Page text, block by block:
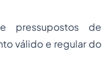
pressupostos de
válido e regular do